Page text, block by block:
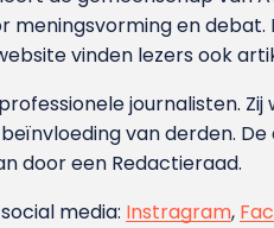
meningsvorming en
vinden lezers ook
journalisten.
van derden.
door een Redactieraad.
media: Instragram,